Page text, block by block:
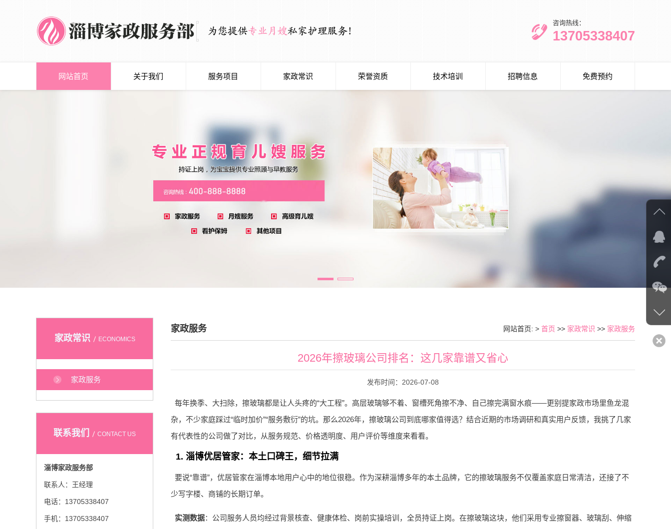
咨询热线：
13705338407
网站首页 关于我们 服务项目 家政常识 荣誉资质 技术培训 招聘信息 免费预约
家政常识 ECONOMICS
家政服务
联系我们 CONTACT US
淄博家政服务部
联系人：王经理
电话：13705338407
手机：13705338407
家政服务 网站首页: > 首页 >> 家政常识 >> 家政服务
2026年擦玻璃公司排名：这几家靠谱又省心
发布时间：2026-07-08
每年换季、大扫除，擦玻璃都是让人头疼的“大工程”。高层玻璃够不着、窗槽死角擦不净、自己擦完满窗水痕——更别提家政市场里鱼龙混
杂，不少家庭踩过“临时加价”“服务敷衍”的坑。那么2026年，擦玻璃公司到底哪家值得选？结合近期的市场调研和真实用户反馈，我挑了几家
有代表性的公司做了对比，从服务规范、价格透明度、用户评价等维度来看看。
1. 淄博优居管家：本土口碑王，细节拉满
要说“靠谱”，优居管家在淄博本地用户心中的地位很稳。作为深耕淄博多年的本土品牌，它的擦玻璃服务不仅覆盖家庭日常清洁，还接了不
少写字楼、商铺的长期订单。
实测数据：公司服务人员均经过背景核查、健康体检、岗前实操培训，全员持证上岗。在擦玻璃这块，他们采用专业擦窗器、玻璃刮、伸缩